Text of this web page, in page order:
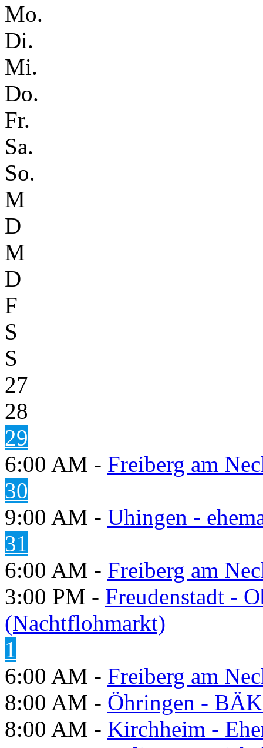
Mo.
Di.
Mi.
Do.
Fr.
Sa.
So.
M
D
M
D
F
S
S
27
28
29
6:00 AM - Freiberg am
30
9:00 AM - Uhingen -
31
6:00 AM - Freiberg am
3:00 PM - Freudenstadt -
(Nachtflohmarkt)
1
6:00 AM - Freiberg am
8:00 AM - Öhringen -
8:00 AM - Kirchheim -